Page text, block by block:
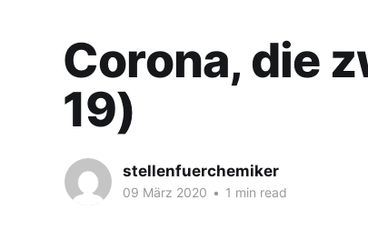
Corona, die
19)
stellenfuerchemiker
09 März 2020 • 1 min read